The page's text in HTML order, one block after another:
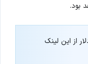
بود.
از این لینک